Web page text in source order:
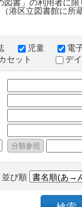
書」の利用者に限
港区立図書館に所
児童
電
カセット
デ
並び順